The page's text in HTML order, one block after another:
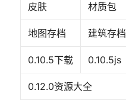
皮肤 材质包
地图存档 建筑存档
0.10.5下载 0.10.5js
0.12.0资源大全